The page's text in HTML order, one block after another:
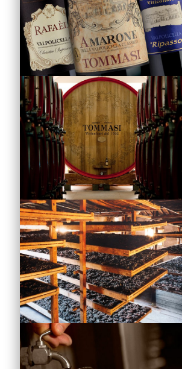
La Famiglia
Vini
Visita la Cantina